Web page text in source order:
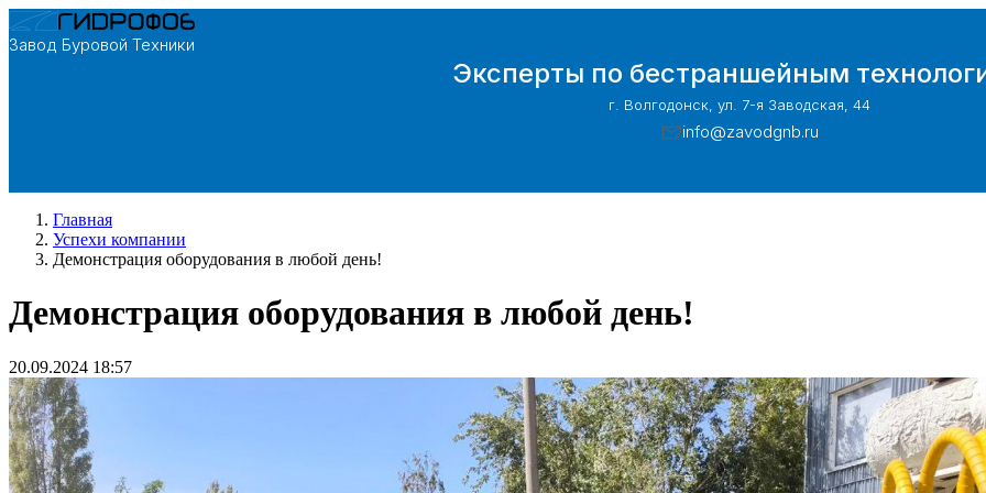
Завод Буровой Техники
Эксперты по бестраншейным
г. Волгодонск, ул. 7-я Заводская, 44
info@zavodgnb.ru
Главная
Успехи компании
Демонстрация оборудования в любой день!
Демонстрация оборудования в любой день!
20.09.2024 18:57